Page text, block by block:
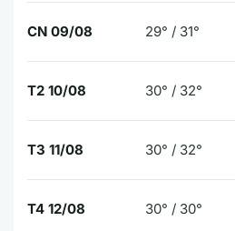
CN 09/08 29° / 31°
T2 10/08 30° / 32°
T3 11/08 30° / 32°
T4 12/08 30° / 30°